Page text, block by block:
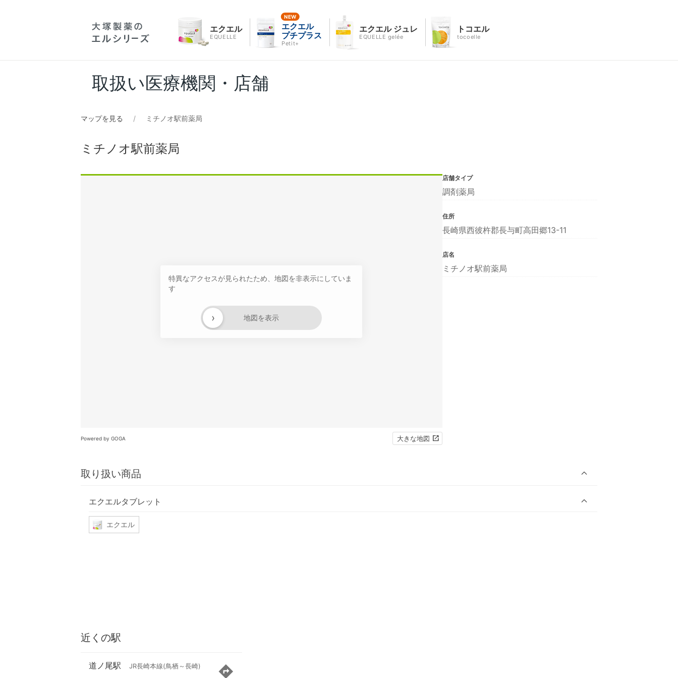
エクエル
EQUELLE
エクエル
プチプラス
Petit+
エクエル ジュレ
EQUELLE gelée
トコエル
tocoelle
取扱い医療機関・店舗
マップを見る ミチノオ駅前薬局
ミチノオ駅前薬局
特異なアクセスが見られたため、地図を非表示にしていま
す
地図を表示
›
Powered by GOGA 大きな地図
取り扱い商品
エクエルタブレット
エクエル
店舗タイプ
調剤薬局
住所
長崎県西彼杵郡長与町高田郷13-11
店名
ミチノオ駅前薬局
近くの駅
道ノ尾駅 JR長崎本線(鳥栖～長崎)